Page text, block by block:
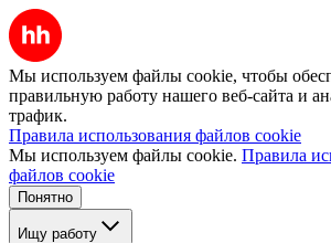
Мы используем файлы cookie, чтобы
правильную работу нашего веб-сайта и
трафик.
Правила использования файлов cookie
Мы используем файлы cookie. Правила
файлов cookie
Понятно
Ищу работу